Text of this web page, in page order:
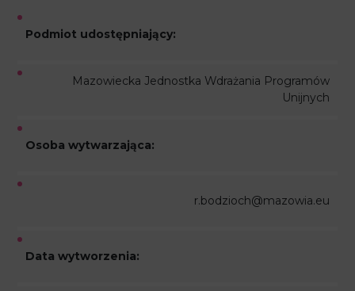
Podmiot udostępniający:
Mazowiecka Jednostka Wdrażania Programów
Unijnych
Osoba wytwarzająca:
r.bodzioch@mazowia.eu
Data wytworzenia: